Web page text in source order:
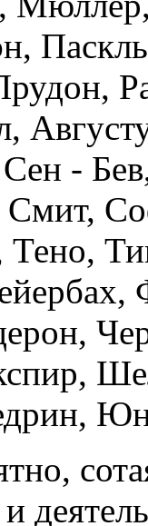
-
Смит,
Тено,